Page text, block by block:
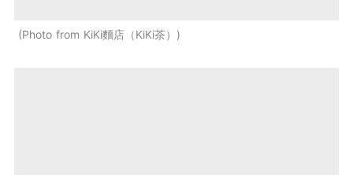
Photo from KiKi麵店（KiKi茶）